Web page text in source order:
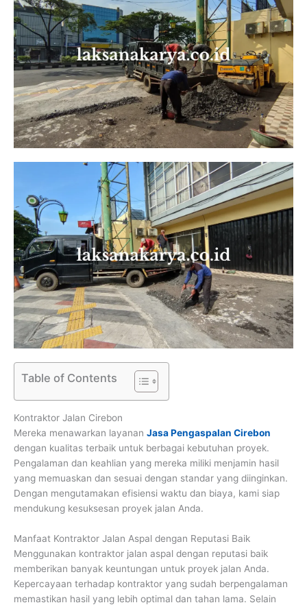
Table of Contents
Kontraktor Jalan Cirebon
Mereka menawarkan layanan Jasa Pengaspalan Cirebon
dengan kualitas terbaik untuk berbagai kebutuhan proyek.
Pengalaman dan keahlian yang mereka miliki menjamin hasil
yang memuaskan dan sesuai dengan standar yang diinginkan.
Dengan mengutamakan efisiensi waktu dan biaya, kami siap
mendukung kesuksesan proyek jalan Anda.
Manfaat Kontraktor Jalan Aspal dengan Reputasi Baik
Menggunakan kontraktor jalan aspal dengan reputasi baik
memberikan banyak keuntungan untuk proyek jalan Anda.
Kepercayaan terhadap kontraktor yang sudah berpengalaman
memastikan hasil yang lebih optimal dan tahan lama. Selain